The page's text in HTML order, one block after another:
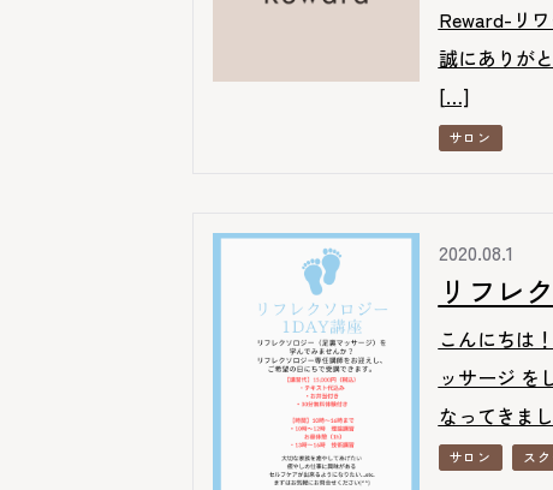
Reward-リ
誠にありが
[…]
サロン
2020.08.1
リフレ
こんにちは
ッサージ を
なってきま
サロン ス